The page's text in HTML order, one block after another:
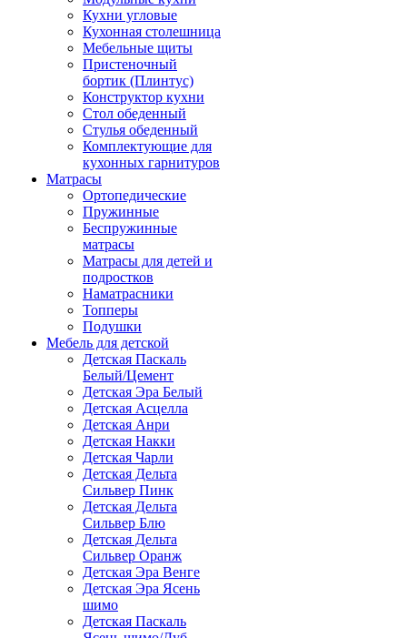
Кухни угловые
Кухонная столешница
Мебельные щиты
Пристеночный
бортик (Плинтус)
Конструктор кухни
Стол обеденный
Стулья обеденный
Комплектующие для
кухонных гарнитуров
Матраcы
Ортопедические
Пружинные
Беспружинные
матрасы
Матрасы для детей и
подростков
Наматрасники
Топперы
Подушки
Мебель для детской
Детская Паскаль
Белый/Цемент
Детская Эра Белый
Детская Асцелла
Детская Анри
Детская Накки
Детская Чарли
Детская Дельта
Сильвер Пинк
Детская Дельта
Сильвер Блю
Детская Дельта
Сильвер Оранж
Детская Эра Венге
Детская Эра Ясень
шимо
Детская Паскаль